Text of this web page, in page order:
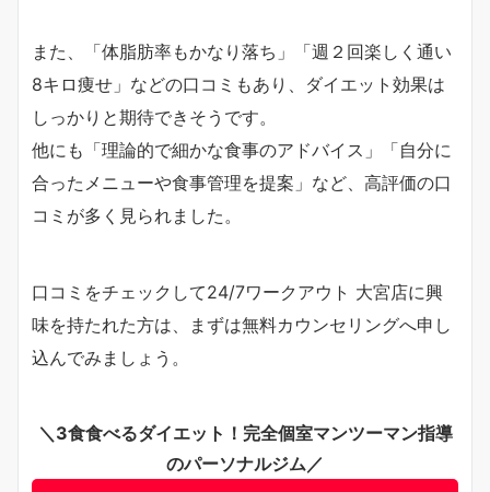
また、「体脂肪率もかなり落ち」「週２回楽しく通い
8キロ痩せ」などの口コミもあり、ダイエット効果は
しっかりと期待できそうです。
他にも「理論的で細かな食事のアドバイス」「自分に
合ったメニューや食事管理を提案」など、高評価の口
コミが多く見られました。
口コミをチェックして24/7ワークアウト 大宮店に興
味を持たれた方は、まずは無料カウンセリングへ申し
込んでみましょう。
＼3食食べるダイエット！完全個室マンツーマン指導
のパーソナルジム／